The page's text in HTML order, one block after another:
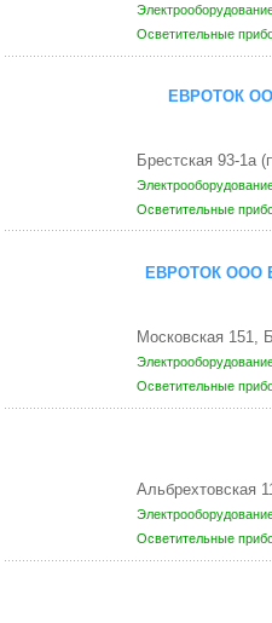
Осветительные
ЕВРОТОК
Брестская 93-1а
Осветительные
ЕВРОТОК ООО
Московская 151,
Осветительные
Альбрехтовская
Осветительные